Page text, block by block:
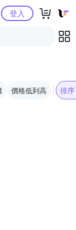
心
登入
價格低到高 排序